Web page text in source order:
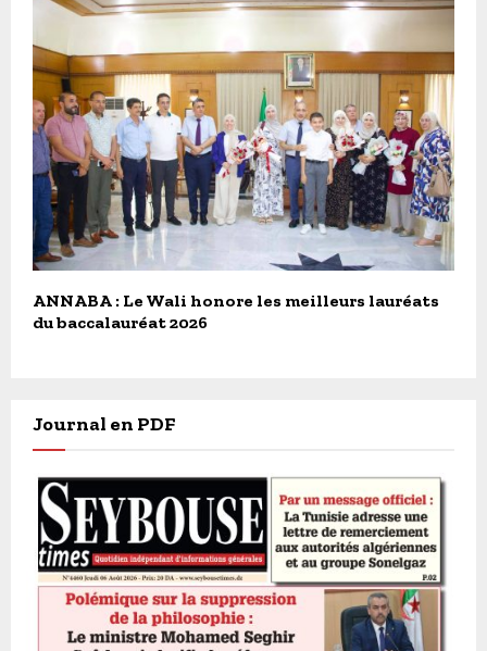
ANNABA : Le Wali honore les meilleurs lauréats
du baccalauréat 2026
Journal en PDF